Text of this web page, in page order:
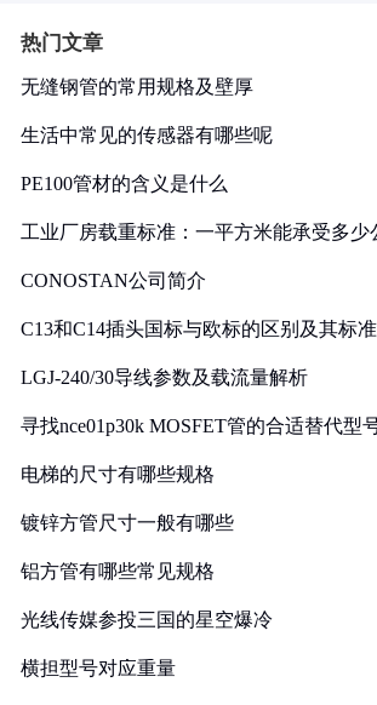
热门文章
无缝钢管的常用规格及壁厚
生活中常见的传感器有哪些呢
PE100管材的含义是什么
工业厂房载重标准：一平方米能承受多少
CONOSTAN公司简介
C13和C14插头国标与欧标的区别及其标
LGJ-240/30导线参数及载流量解析
寻找nce01p30k MOSFET管的合适替代型
电梯的尺寸有哪些规格
镀锌方管尺寸一般有哪些
铝方管有哪些常见规格
光线传媒参投三国的星空爆冷
横担型号对应重量